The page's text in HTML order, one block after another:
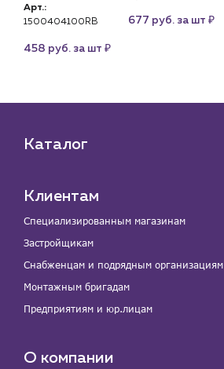
Арт.:
1500404100RB
458 руб. за шт ₽
677 руб. за шт ₽
Каталог
Клиентам
Специализированным магазинам
Застройщикам
Снабженцам и подрядным организациям
Монтажным бригадам
Предприятиям и юр.лицам
О компании